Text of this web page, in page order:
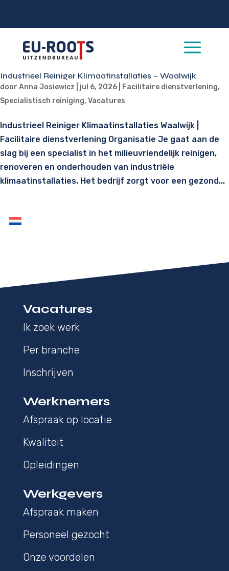
a
Industrieel Reiniger Klimaatinstallaties – Waalwijk
door Anna Josiewicz jul 6, 2026 Facilitaire dienstverlening,
Specialistisch reiniging, Vacatures
Industrieel Reiniger Klimaatinstallaties Waalwijk |
Facilitaire dienstverlening Organisatie Je gaat aan de
slag bij een specialist in het milieuvriendelijk reinigen,
renoveren en onderhouden van industriële
klimaatinstallaties. Het bedrijf zorgt voor een gezond...
Vacatures
Ik zoek werk
Per branche
Inschrijven
Werknemers
Afspraak op locatie
Kwaliteit
Opleidingen
Werkgevers
Afspraak maken
Personeel gezocht
Onze voordelen